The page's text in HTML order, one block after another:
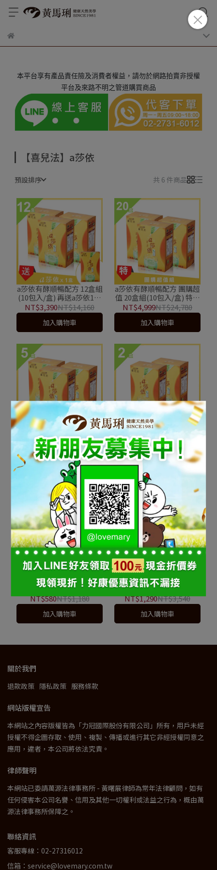
本平台享有產品責任險及消費者權益，請勿於網路拍賣非授權
平台及來路不明之管道購買商品
【喜兒法】a莎依
預設排序 共 6 件商品
a莎依有酵順暢配方 12盒組
(10包入/盒) 再送a莎依1盒
茶包式包裝
NT$3,390NT$14,160
加入購物車
a莎依有酵順暢配方 團購超
值 20盒組(10包入/盒) 特惠
商品無累積紅利
NT$4,999NT$24,780
加入購物車
a莎依有酵配方 5盒組(10包
入/盒) 茶包式包裝
NT$1,580NT$6,670
加入購物車
a莎依有酵順暢配方 2盒組
(10包入/盒) 茶包式包裝
NT$990NT$2,360
加入購物車
a莎依 1盒／(10包入/盒)茶
包式包裝【黃馬琍 喜兒
法】
NT$580NT$1,180
加入購物車
a莎依 3盒／(10包入/盒) 茶
包式包裝 送時尚染 / 燙8折
優惠卡【黃馬琍 喜悅髮型
SPA館】
NT$1,290NT$3,540
加入購物車
關於我們
退款政策 隱私政策 服務條款
網站版權宣告
本網站之內容版權皆為「力冠國際股份有限公司」所有，用戶未經
授權不得企圖存取、使用、複製、傳播或進行其它非經授權同意之
應用，違者，本公司將依法究責。
律師聲明
本網站已委請萬源法律事務所 - 黃曙展律師為常年法律顧問，如有
任何侵害本公司名譽、信用及其他一切權利或法益之行為，概由萬
源法律事務所保障之。
聯絡資訊
客服專線：02-27316012
信箱：service@lovemary.com.tw